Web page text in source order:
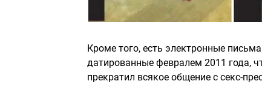
Кроме того, есть электронные
датированные февралем 2011 года,
прекратил всякое общение с секс-